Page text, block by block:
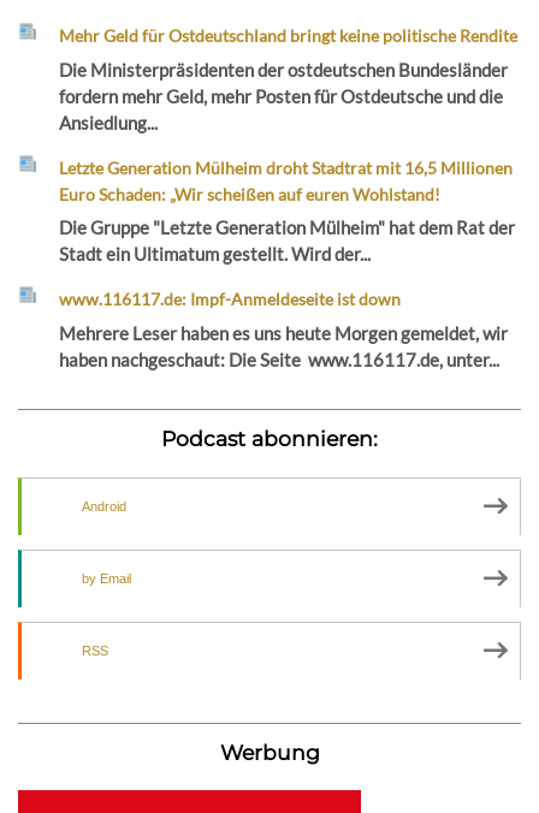
Mehr Geld für Ostdeutschland bringt keine politische Rendite
Die Ministerpräsidenten der ostdeutschen Bundesländer
fordern mehr Geld, mehr Posten für Ostdeutsche und die
Ansiedlung...
Letzte Generation Mülheim droht Stadtrat mit 16,5 Millionen
Euro Schaden: „Wir scheißen auf euren Wohlstand!
Die Gruppe "Letzte Generation Mülheim" hat dem Rat der
Stadt ein Ultimatum gestellt. Wird der...
www.116117.de: Impf-Anmeldeseite ist down
Mehrere Leser haben es uns heute Morgen gemeldet, wir
haben nachgeschaut: Die Seite www.116117.de, unter...
Podcast abonnieren:
Android
by Email
RSS
Werbung